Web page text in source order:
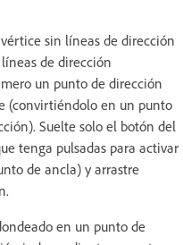
sin líneas de dirección
de dirección
un punto de dirección
(convirtiéndolo en un punto
Suelte solo el botón del
tenga pulsadas para activar
de ancla) y arrastre
en un punto de